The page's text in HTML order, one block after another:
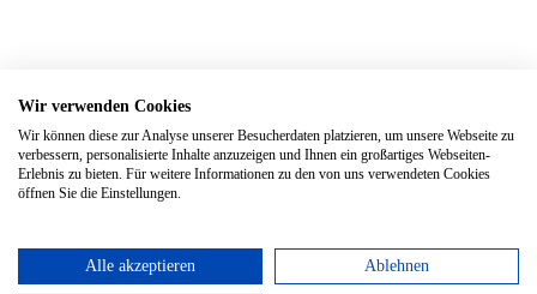
Wird oft zusammen gekauft mit
Weekly Notebook Large HC Sage Green 2027Hardcover, 13 x 21
cm | 144 Seiten
Wir verwenden Cookies
Wir können diese zur Analyse unserer Besucherdaten platzieren, um unsere Webseite zu
verbessern, personalisierte Inhalte anzuzeigen und Ihnen ein großartiges Webseiten-
Erlebnis zu bieten. Für weitere Informationen zu den von uns verwendeten Cookies
öffnen Sie die Einstellungen.
Alle akzeptieren Ablehnen